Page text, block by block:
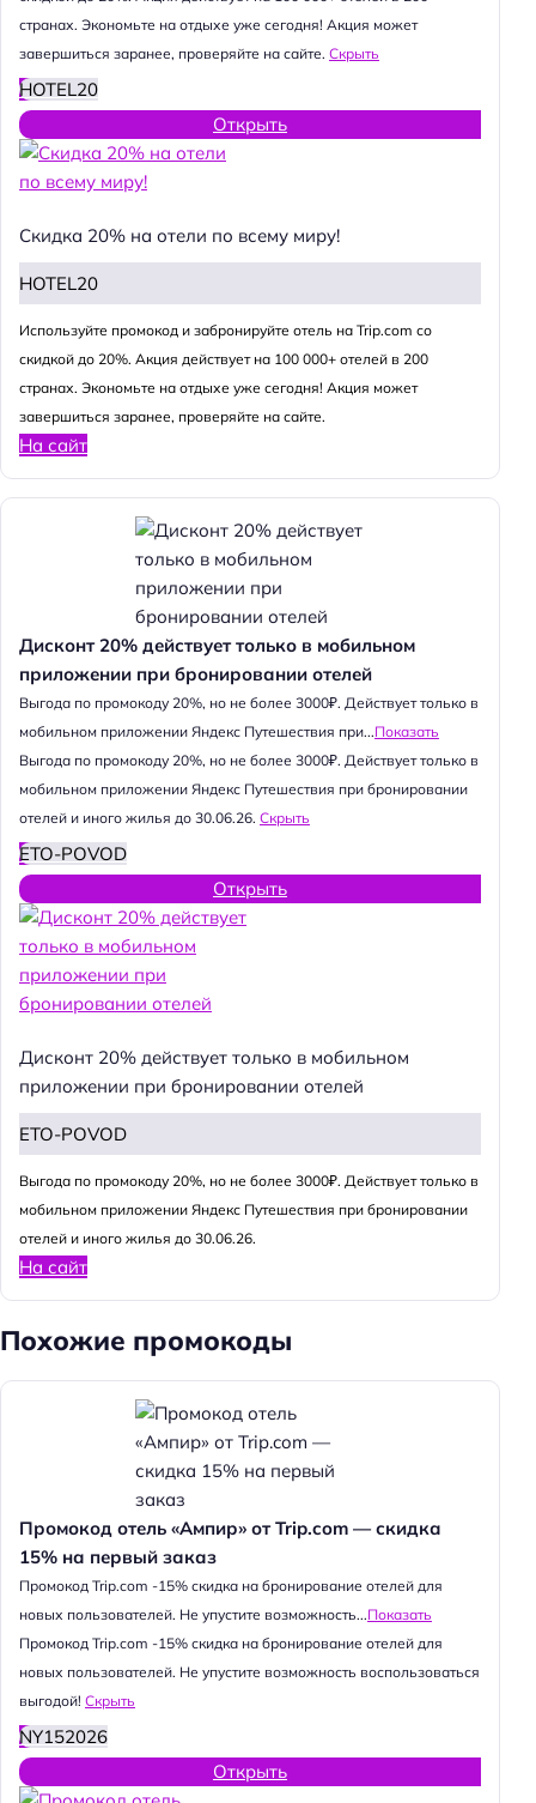
странах. Экономьте на отдыхе уже сегодня! Акция может
завершиться заранее, проверяйте на сайте. Скрыть
HOTEL20
Открыть
Скидка 20% на отели по всему миру!
HOTEL20
Используйте промокод и забронируйте отель на Trip.com со
скидкой до 20%. Акция действует на 100 000+ отелей в 200
странах. Экономьте на отдыхе уже сегодня! Акция может
завершиться заранее, проверяйте на сайте.
На сайт
Дисконт 20% действует только в мобильном
приложении при бронировании отелей
Выгода по промокоду 20%, но не более 3000₽. Действует только в
мобильном приложении Яндекс Путешествия при...Показать
Выгода по промокоду 20%, но не более 3000₽. Действует только в
мобильном приложении Яндекс Путешествия при бронировании
отелей и иного жилья до 30.06.26. Скрыть
ETO-POVOD
Открыть
Дисконт 20% действует только в мобильном
приложении при бронировании отелей
ETO-POVOD
Выгода по промокоду 20%, но не более 3000₽. Действует только в
мобильном приложении Яндекс Путешествия при бронировании
отелей и иного жилья до 30.06.26.
На сайт
Похожие промокоды
Промокод отель «Ампир» от Trip.com — скидка
15% на первый заказ
Промокод Trip.com -15% скидка на бронирование отелей для
новых пользователей. Не упустите возможность...Показать
Промокод Trip.com -15% скидка на бронирование отелей для
новых пользователей. Не упустите возможность воспользоваться
выгодой! Скрыть
NY152026
Открыть